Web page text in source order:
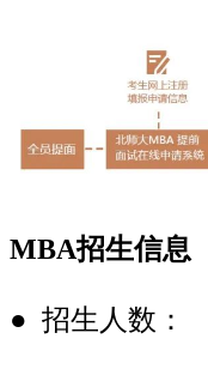
MBA招生信息
● 招生人数：